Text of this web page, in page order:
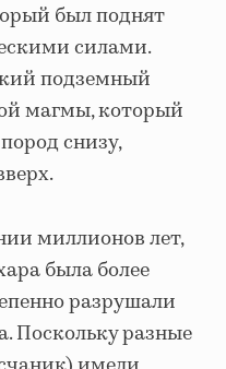
был поднят
силами.
подземный
магмы, который
снизу,
миллионов лет,
была более
разрушали
Поскольку разные